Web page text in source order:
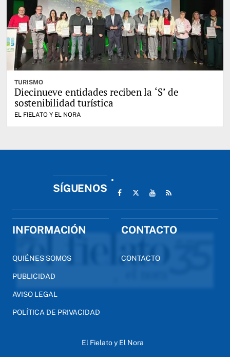
TURISMO
Diecinueve entidades reciben la ‘S’ de
sostenibilidad turística
EL FIELATO Y EL NORA
SÍGUENOS
INFORMACIÓN
QUIÉNES SOMOS
PUBLICIDAD
AVISO LEGAL
POLÍTICA DE PRIVACIDAD
CONTACTO
CONTACTO
El Fielato y El Nora